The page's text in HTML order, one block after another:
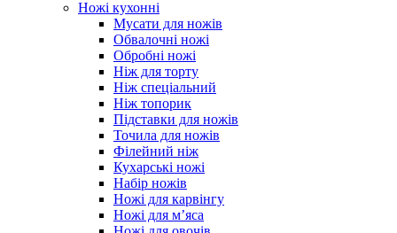
Ножі кухонні
Мусати для ножів
Обвалочні ножі
Обробні ножі
Ніж для торту
Ніж спеціальний
Ніж топорик
Підставки для ножів
Точила для ножів
Філейний ніж
Кухарські ножі
Набір ножів
Ножі для карвінгу
Ножі для м’яса